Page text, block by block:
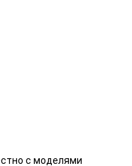
с моделями